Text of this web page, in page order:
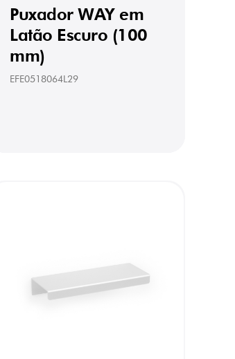
Puxador WAY em
Latão Escuro (100
mm)
EFE0518064L29